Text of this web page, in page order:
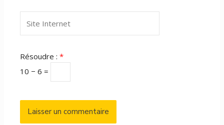
Internet
Résoudre :*
10 − 6 =